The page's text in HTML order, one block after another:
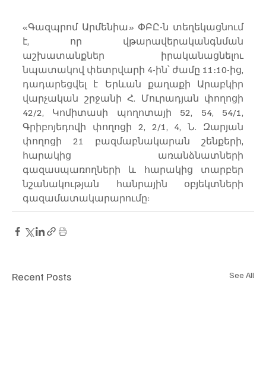
«Գազպրոմ Արմենիա» ՓԲԸ-ն տեղեկացնում
է, որ վթարավերականգնման
աշխատանքներ իրականացնելու
նպատակով​ փետրվարի 4-ին՝ ժամը 11։10-ից,
դադարեցվել է Երևան քաղաքի Արաբկիր
վարչական շրջանի Հ. Մուրադյան փողոցի
42/2, Կոմիտասի պողոտայի 52, 54, 54/1,
Գրիբոյեդովի փողոցի 2, 2/1, 4, Ն. Զարյան
փողոցի 21 բազմաբնակարան շենքերի,
հարակից առանձնատների
գազասպառողների և հարակից տարբեր
նշանակության հանրային օբյեկտների
գազամատակարարումը:
Recent Posts See All